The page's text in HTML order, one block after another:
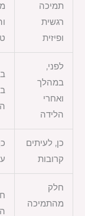
תמיכה
רגשית
ופיזית
לפני,
במהלך
ואחרי
הלידה
כן, לעיתים
קרובות
חלק
מהתמיכה